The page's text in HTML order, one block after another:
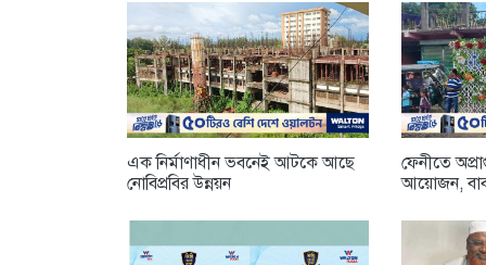
শাড়ি পরে এলে ফুলমার্ক
তিন উপদেষ্টার সঙ্গে
পু‌লি‌শে বরখাস্ত চলমান প্রক্রিয়া:
এক নির্মাণাধীন ভবনেই আটকে আছে
নোবিপ্রবির উন্নয়ন
ফেনীতে
আয়োজন,